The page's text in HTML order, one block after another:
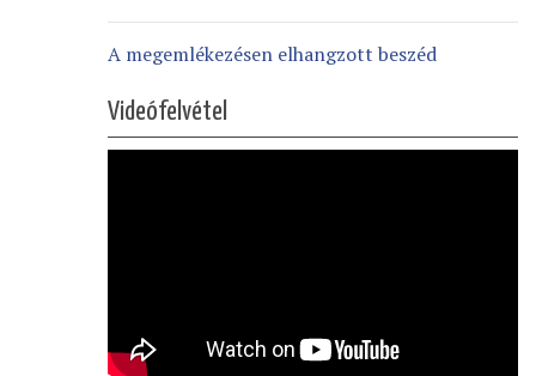
A megemlékezésen elhangzott beszéd
Videófelvétel